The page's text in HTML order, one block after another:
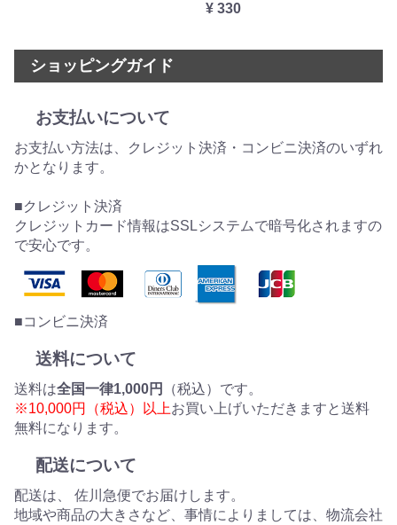
¥ 330
ショッピングガイド
お支払いについて
お支払い方法は、クレジット決済・コンビニ決済のいずれ
かとなります。
■クレジット決済
クレジットカード情報はSSLシステムで暗号化されますの
で安心です。
■コンビニ決済
送料について
送料は全国一律1,000円
（税込）です。
※10,000円（税込）以上お買い上げいただきますと送料
無料になります。
配送について
配送は、 佐川急便でお届けします。
地域や商品の大きさなど、事情によりましては、物流会社